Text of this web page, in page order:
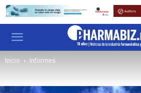
Inicio Informes